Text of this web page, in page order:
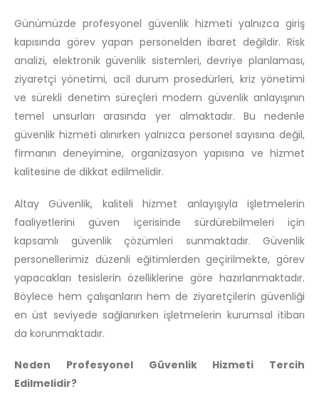
Günümüzde profesyonel güvenlik hizmeti yalnızca giriş
kapısında görev yapan personelden ibaret değildir. Risk
analizi, elektronik güvenlik sistemleri, devriye planlaması,
ziyaretçi yönetimi, acil durum prosedürleri, kriz yönetimi
ve sürekli denetim süreçleri modern güvenlik anlayışının
temel unsurları arasında yer almaktadır. Bu nedenle
güvenlik hizmeti alınırken yalnızca personel sayısına değil,
firmanın deneyimine, organizasyon yapısına ve hizmet
kalitesine de dikkat edilmelidir.
Altay Güvenlik, kaliteli hizmet anlayışıyla işletmelerin
faaliyetlerini güven içerisinde sürdürebilmeleri için
kapsamlı güvenlik çözümleri sunmaktadır. Güvenlik
personellerimiz düzenli eğitimlerden geçirilmekte, görev
yapacakları tesislerin özelliklerine göre hazırlanmaktadır.
Böylece hem çalışanların hem de ziyaretçilerin güvenliği
en üst seviyede sağlanırken işletmelerin kurumsal itibarı
da korunmaktadır.
Neden Profesyonel Güvenlik Hizmeti Tercih
Edilmelidir?